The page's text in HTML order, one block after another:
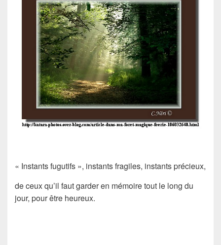
« Instants fugutifs », instants fragiles, instants précieux,
de ceux qu’il faut garder en mémoire tout le long du
jour, pour être heureux.